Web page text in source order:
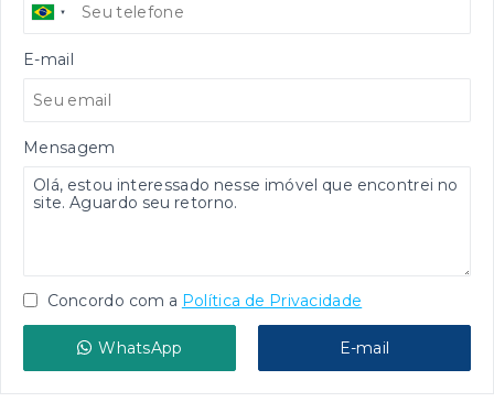
E-mail
Mensagem
Concordo com a Política de Privacidade
WhatsApp E-mail